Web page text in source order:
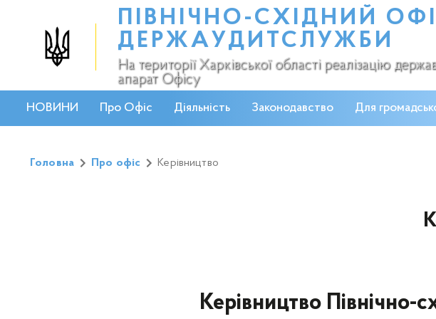
ПІВНІЧНО-СХІДНИЙ
ДЕРЖАУДИТСЛУЖБИ
На території Харківської області реалізацію
апарат Офісу
НОВИНИ Про Офіс Діяльність Законодавство Для
Головна Про офіс Керівництво
Керівництво